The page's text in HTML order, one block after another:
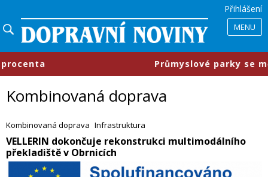
Přihlášení
MENU
​Průmyslové parky se mění, firmy chtějí
Kombinovaná doprava
Kombinovaná doprava Infrastruktura
​VELLERIN dokončuje rekonstrukci multimodálního
překladiště v Obrnicích